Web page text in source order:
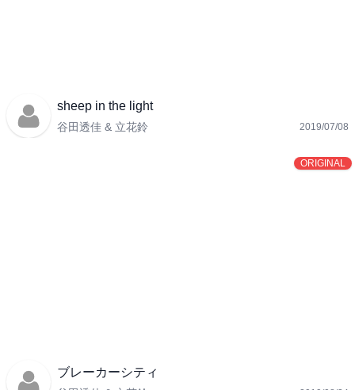
sheep in the light
谷田透佳 & 立花鈴 2019/07/08
ORIGINAL
ブレーカーシティ